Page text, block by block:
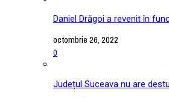
Daniel Drăgoi a revenit în
octombrie 26, 2022
0
Județul Suceava nu are